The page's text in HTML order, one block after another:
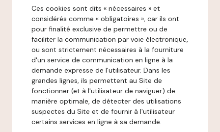
Ces cookies sont dits « nécessaires » et
considérés comme « obligatoires », car ils ont
pour finalité exclusive de permettre ou de
faciliter la communication par voie électronique,
ou sont strictement nécessaires à la fourniture
d'un service de communication en ligne à la
demande expresse de l'utilisateur. Dans les
grandes lignes, ils permettent au Site de
fonctionner (et à l'utilisateur de naviguer) de
manière optimale, de détecter des utilisations
suspectes du Site et de fournir à l'utilisateur
certains services en ligne à sa demande.